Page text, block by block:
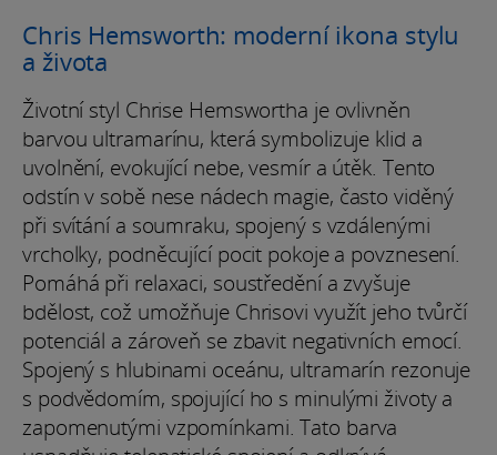
Chris Hemsworth: moderní ikona stylu
a života
Životní styl Chrise Hemswortha je ovlivněn
barvou ultramarínu, která symbolizuje klid a
uvolnění, evokující nebe, vesmír a útěk. Tento
odstín v sobě nese nádech magie, často viděný
při svítání a soumraku, spojený s vzdálenými
vrcholky, podněcující pocit pokoje a povznesení.
Pomáhá při relaxaci, soustředění a zvyšuje
bdělost, což umožňuje Chrisovi využít jeho tvůrčí
potenciál a zároveň se zbavit negativních emocí.
Spojený s hlubinami oceánu, ultramarín rezonuje
s podvědomím, spojující ho s minulými životy a
zapomenutými vzpomínkami. Tato barva